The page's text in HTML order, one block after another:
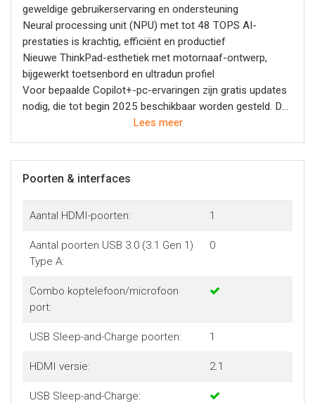
geweldige gebruikerservaring en ondersteuning
Neural processing unit (NPU) met tot 48 TOPS AI-
prestaties is krachtig, efficiënt en productief
Nieuwe ThinkPad-esthetiek met motornaaf-ontwerp,
bijgewerkt toetsenbord en ultradun profiel
Voor bepaalde Copilot+-pc-ervaringen zijn gratis updates
nodig, die tot begin 2025 beschikbaar worden gesteld. De
timing varieert per apparaat en regio. Ga voor meer
Lees meer
Poorten & interfaces
Aantal HDMI-poorten: 1
Aantal poorten USB 3.0 (3.1 Gen 1)
Type A:
0
Combo koptelefoon/microfoon
port:
USB Sleep-and-Charge poorten: 1
HDMI versie: 2.1
USB Sleep-and-Charge: